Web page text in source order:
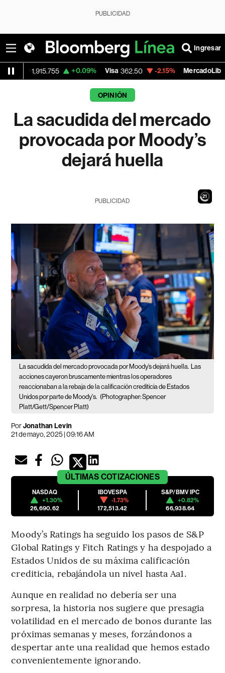
PUBLICIDAD
Ingresar
+0.09% Visa 362.50 -2.15% MercadoLibre 1,821.795
OPINIÓN
La sacudida del mercado
provocada por Moody’s
dejará huella
19
PUBLICIDAD
La sacudida del mercado provocada por Moody’s dejará huella.
Las
acciones cayeron bruscamente mientras los operadores
reaccionaban a la rebaja de la calificación crediticia de Estados
Unidos por parte de Moody's. (Photographer: Spencer
Platt/Gett/Spencer Platt)
PorJonathan Levin
21 de mayo, 2025 | 09:16 AM
ÚLTIMAS COTIZACIONES
NASDAQ
+1.30%
26,690.62
IBOVESPA
-1.73%
172,513.42
S&P/BMV IPC
+0.82%
66,938.64
Moody’s Ratings ha seguido los pasos de S&P
Global Ratings y Fitch Ratings y ha despojado a
Estados Unidos de su máxima calificación
crediticia, rebajándola un nivel hasta Aa1.
Aunque en realidad no debería ser una
sorpresa, la historia nos sugiere que presagia
volatilidad en el mercado de bonos durante las
próximas semanas y meses, forzándonos a
despertar ante una realidad que hemos estado
convenientemente ignorando.